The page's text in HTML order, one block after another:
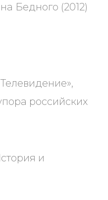
Бедного (2012)
российских
и